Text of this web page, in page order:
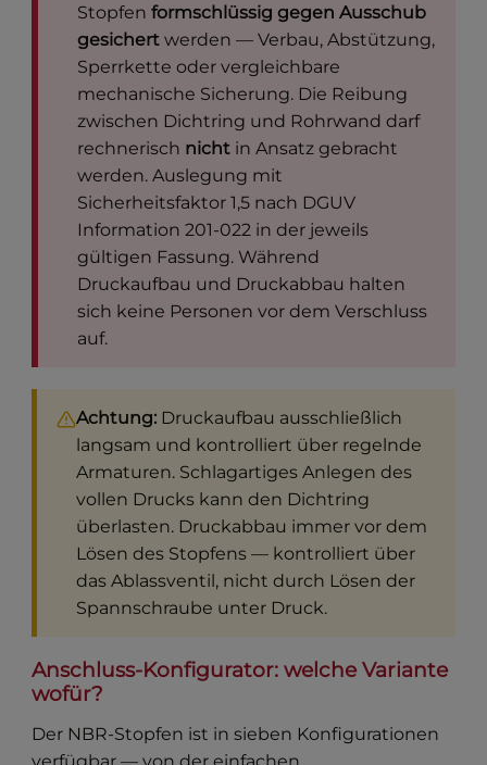
Stopfenformschlüssig gegen Ausschub
gesichert werden — Verbau, Abstützung,
Sperrkette oder vergleichbare
mechanische Sicherung. Die Reibung
zwischen Dichtring und Rohrwand darf
rechnerisch nicht in Ansatz gebracht
werden. Auslegung mit
Sicherheitsfaktor 1,5 nach DGUV
Information 201-022 in der jeweils
gültigen Fassung. Während
Druckaufbau und Druckabbau halten
sich keine Personen vor dem Verschluss
auf.
Achtung: Druckaufbau ausschließlich
langsam und kontrolliert über regelnde
Armaturen. Schlagartiges Anlegen des
vollen Drucks kann den Dichtring
überlasten. Druckabbau immer vor dem
Lösen des Stopfens — kontrolliert über
das Ablassventil, nicht durch Lösen der
Spannschraube unter Druck.
Anschluss-Konfigurator: welche Variante
wofür?
Der NBR-Stopfen ist in sieben Konfigurationen